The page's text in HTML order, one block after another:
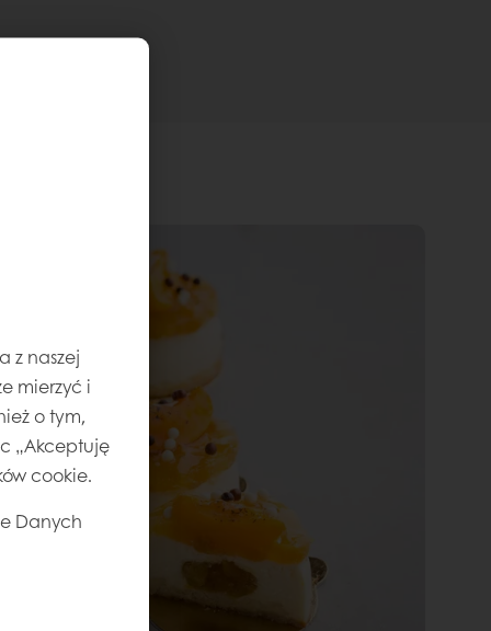
z naszej
mierzyć i
o tym,
„Akceptuję
cookie.
Danych